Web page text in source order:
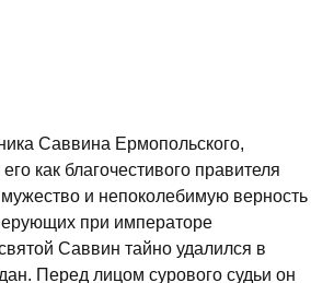
Саввина Ермопольского,
как благочестивого правителя
и непоколебимую верность
при императоре
Саввин тайно удалился в
Перед лицом сурового судьи он